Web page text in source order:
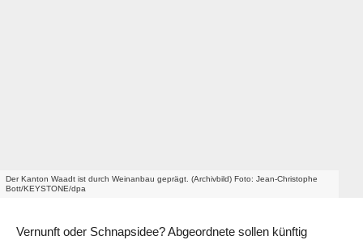
Der Kanton Waadt ist durch Weinanbau geprägt. (Archivbild) Foto: Jean-Christophe
Bott/KEYSTONE/dpa
Vernunft oder Schnapsidee? Abgeordnete sollen künftig